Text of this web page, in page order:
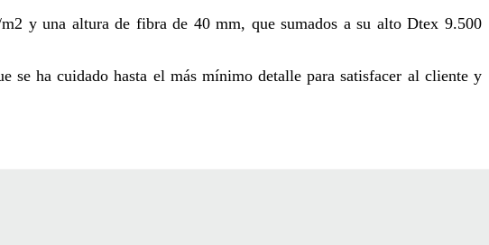
y una altura de fibra de 40 mm, que sumados a su alto Dtex 9.500
ha cuidado hasta el más mínimo detalle para satisfacer al cliente y